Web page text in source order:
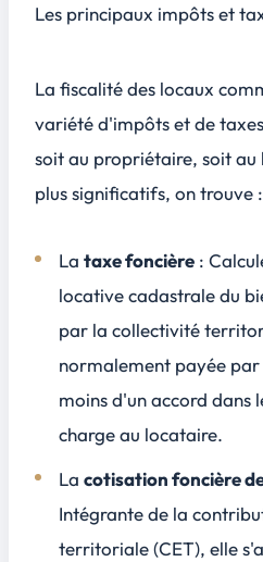
Les principaux impôts et
La fiscalité des locaux
variété d'impôts et de
soit au propriétaire, soit au
plus significatifs, on trouve :
Lataxe foncière :
locative cadastrale du
par la collectivité
normalement payée
moins d'un accord dans
charge au locataire.
Lacotisation foncière
Intégrante de la
territoriale (CET), elle